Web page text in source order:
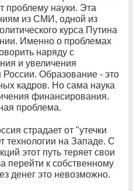
проблему науки. Эта
из СМИ, одной из
курса Путина
Именно о проблемах
наряду с
и увеличения
Образование - это
кадров. Но сама наука
финансирования.
проблема.
страдает от "утечки
технологии на Западе. С
этот путь теряет свои
перейти к собственному
денег это невозможно.